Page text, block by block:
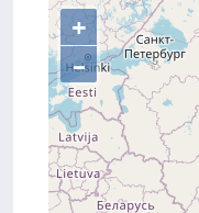
+
–